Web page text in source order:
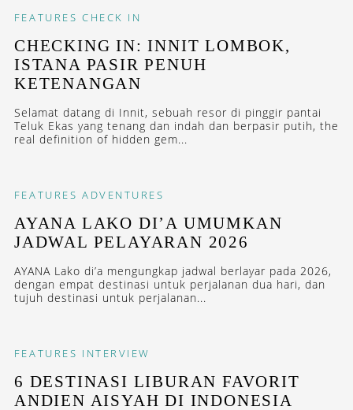
FEATURES CHECK IN
CHECKING IN: INNIT LOMBOK,
ISTANA PASIR PENUH
KETENANGAN
Selamat datang di Innit, sebuah resor di pinggir pantai
Teluk Ekas yang tenang dan indah dan berpasir putih, the
real definition of hidden gem...
FEATURES ADVENTURES
AYANA LAKO DI’A UMUMKAN
JADWAL PELAYARAN 2026
AYANA Lako di’a mengungkap jadwal berlayar pada 2026,
dengan empat destinasi untuk perjalanan dua hari, dan
tujuh destinasi untuk perjalanan...
FEATURES INTERVIEW
6 DESTINASI LIBURAN FAVORIT
ANDIEN AISYAH DI INDONESIA